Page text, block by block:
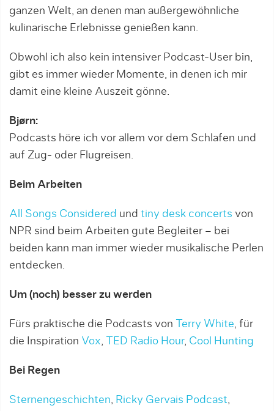
ganzen Welt, an denen man außergewöhnliche
kulinarische Erlebnisse genießen kann.
Obwohl ich also kein intensiver Podcast-User bin,
gibt es immer wieder Momente, in denen ich mir
damit eine kleine Auszeit gönne.
Bjørn:
Podcasts höre ich vor allem vor dem Schlafen und
auf Zug- oder Flugreisen.
Beim Arbeiten
All Songs Considered und tiny desk concerts von
NPR sind beim Arbeiten gute Begleiter – bei
beiden kann man immer wieder musikalische Perlen
entdecken.
Um (noch) besser zu werden
Fürs praktische die Podcasts von Terry White, für
die Inspiration Vox, TED Radio Hour, Cool Hunting
Bei Regen
Sternengeschichten, Ricky Gervais Podcast,